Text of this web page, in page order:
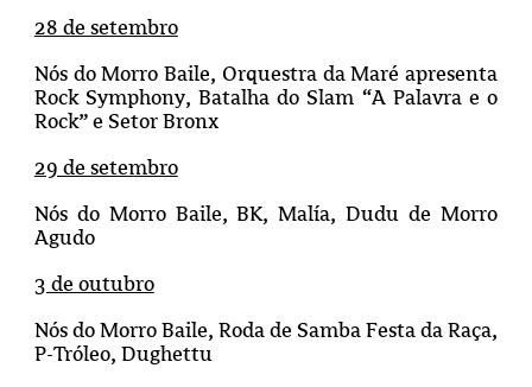
28 de setembro
Nós do Morro Baile, Orquestra da Maré apresenta
Rock Symphony, Batalha do Slam “A Palavra e o
Rock” e Setor Bronx
29 de setembro
Nós do Morro Baile, BK, Malía, Dudu de Morro
Agudo
3 de outubro
Nós do Morro Baile, Roda de Samba Festa da Raça,
P-Tróleo, Dughettu